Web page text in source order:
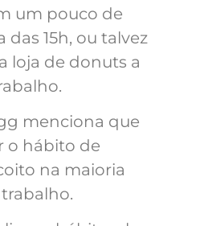
um pouco de
15h, ou talvez
loja de donuts a
menciona que
o hábito de
na maioria